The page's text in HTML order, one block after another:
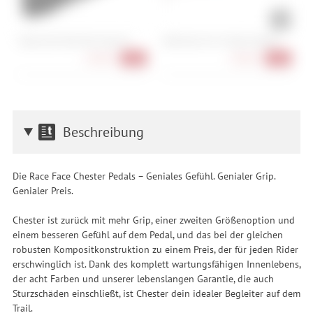
Beschreibung
Die Race Face Chester Pedals – Geniales Gefühl. Genialer Grip.
Genialer Preis.
Chester ist zurück mit mehr Grip, einer zweiten Größenoption und
einem besseren Gefühl auf dem Pedal, und das bei der gleichen
robusten Kompositkonstruktion zu einem Preis, der für jeden Rider
erschwinglich ist. Dank des komplett wartungsfähigen Innenlebens,
der acht Farben und unserer lebenslangen Garantie, die auch
Sturzschäden einschließt, ist Chester dein idealer Begleiter auf dem
Trail.